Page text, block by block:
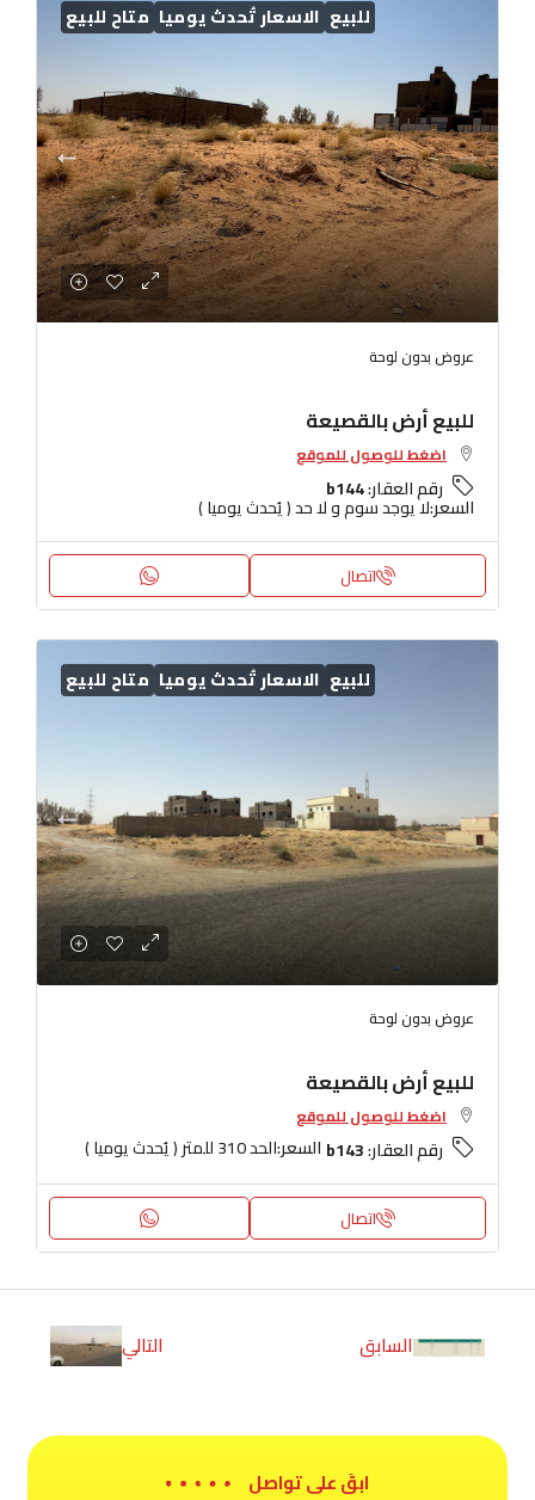
للبيع الاسعار تُحدث يوميا متاح للبيع
عروض بدون لوحة
للبيع أرض بالقصيعة
اضغط للوصول للموقع
رقم العقار:b144
السعر:لا يوجد سوم و لا حد ( يُحدث يوميا )
اتصال
للبيع الاسعار تُحدث يوميا متاح للبيع
عروض بدون لوحة
للبيع أرض بالقصيعة
اضغط للوصول للموقع
رقم العقار:b143 السعر:الحد 310 للمتر ( يُحدث يوميا )
اتصال
السابق التالي
ابقَ على تواصل